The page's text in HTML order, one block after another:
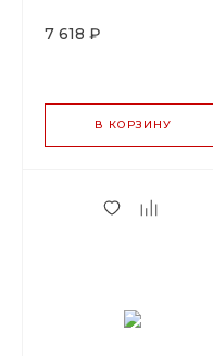
7 618 ₽
В КОРЗИНУ